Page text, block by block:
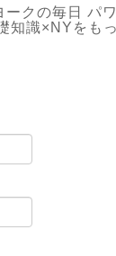
クの毎日 パ
知識×NYをも